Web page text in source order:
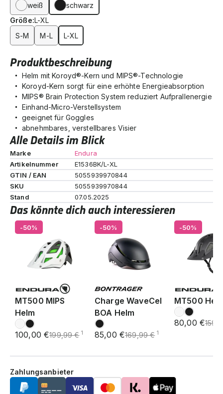
Produktbeschreibung
Helm mit Koroyd®-Kern und MIPS®-Technologie
Koroyd-Kern sorgt für eine erhöhte Energieabsorption
MIPS® Brain Protection System reduziert Aufprallenergie
Einhand-Micro-Verstellsystem
geeignet für Goggles
abnehmbares, verstellbares Visier
Alle Details im Blick
Marke
Endura
Artikelnummer
E1536BK/L-XL
GTIN / EAN
5055939970844
SKU
5055939970844
Stand
07.05.2025
weiß
schwarz
Größe:L-XL
S-M
M-L L-XL
Das könnte dich auch interessieren
-50%
MT500 MIPS
Helm
100,00 €199,99 € 1
-50%
Charge WaveCel
BOA Helm
85,00 €169,99 € 1
-50%
MT500
80,00 €
Zahlungsanbieter